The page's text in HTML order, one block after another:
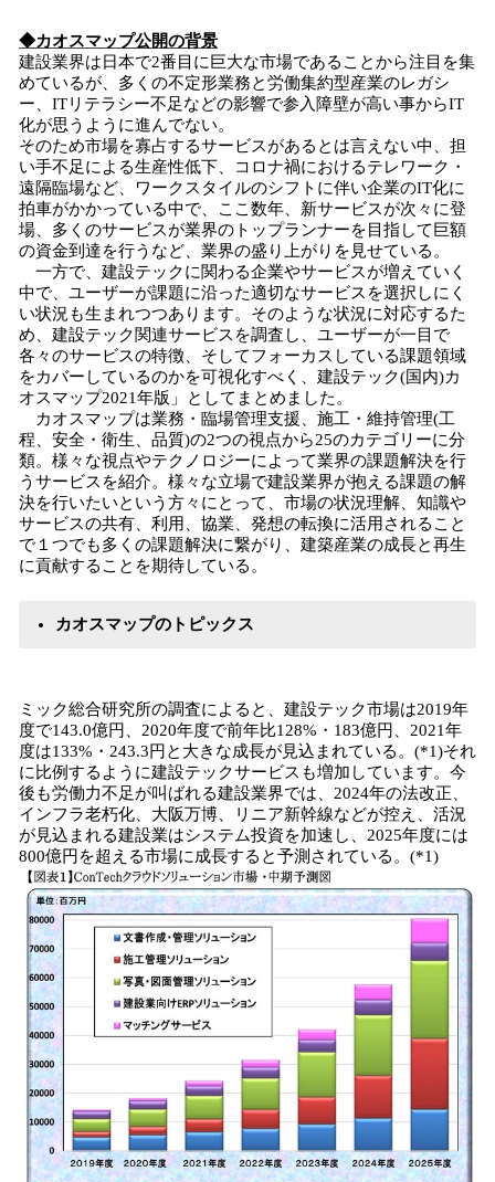
◆カオスマップ公開の背景
建設業界は日本で2番目に巨大な市場であることから注目を集
めているが、多くの不定形業務と労働集約型産業のレガシ
ー、ITリテラシー不足などの影響で参入障壁が高い事からIT
化が思うように進んでない。
そのため市場を寡占するサービスがあるとは言えない中、担
い手不足による生産性低下、コロナ禍におけるテレワーク・
遠隔臨場など、ワークスタイルのシフトに伴い企業のIT化に
拍車がかかっている中で、ここ数年、新サービスが次々に登
場、多くのサービスが業界のトップランナーを目指して巨額
の資金到達を行うなど、業界の盛り上がりを見せている。
一方で、建設テックに関わる企業やサービスが増えていく
中で、ユーザーが課題に沿った適切なサービスを選択しにく
い状況も生まれつつあります。そのような状況に対応するた
め、建設テック関連サービスを調査し、ユーザーが一目で
各々のサービスの特徴、そしてフォーカスしている課題領域
をカバーしているのかを可視化すべく、建設テック(国内)カ
オスマップ2021年版」としてまとめました。
カオスマップは業務・臨場管理支援、施工・維持管理(工
程、安全・衛生、品質)の2つの視点から25のカテゴリーに分
類。様々な視点やテクノロジーによって業界の課題解決を行
うサービスを紹介。様々な立場で建設業界が抱える課題の解
決を行いたいという方々にとって、市場の状況理解、知識や
サービスの共有、利用、協業、発想の転換に活用されること
で１つでも多くの課題解決に繋がり、建築産業の成長と再生
に貢献することを期待している。
カオスマップのトピックス
ミック総合研究所の調査によると、建設テック市場は2019年
度で143.0億円、2020年度で前年比128%・183億円、2021年
度は133%・243.3円と大きな成長が見込まれている。(*1)それ
に比例するように建設テックサービスも増加しています。今
後も労働力不足が叫ばれる建設業界では、2024年の法改正、
インフラ老朽化、大阪万博、リニア新幹線などが控え、活況
が見込まれる建設業はシステム投資を加速し、2025年度には
800億円を超える市場に成長すると予測されている。(*1)